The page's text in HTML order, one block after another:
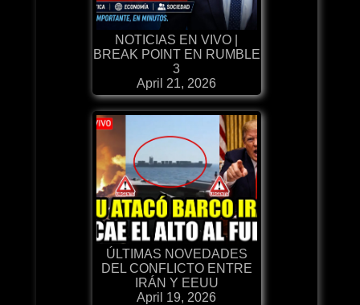
NOTICIAS EN VIVO |
BREAK POINT EN RUMBLE
3
April 21, 2026
ÚLTIMAS NOVEDADES
DEL CONFLICTO ENTRE
IRÁN Y EEUU
April 19, 2026